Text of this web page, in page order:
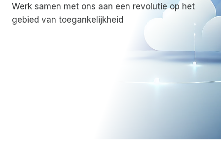
Werk samen met ons aan een revolutie op het
gebied van toegankelijkheid